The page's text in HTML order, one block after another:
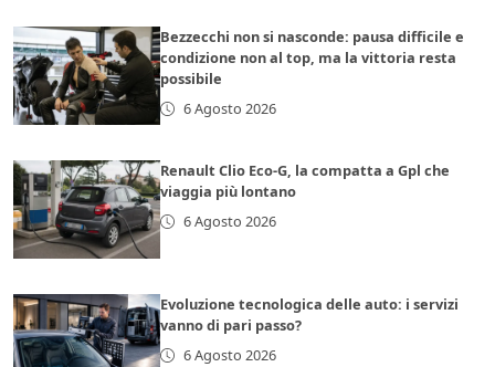
Bezzecchi non si nasconde: pausa difficile e
condizione non al top, ma la vittoria resta
possibile
6 Agosto 2026
Renault Clio Eco-G, la compatta a Gpl che
viaggia più lontano
6 Agosto 2026
Evoluzione tecnologica delle auto: i servizi
vanno di pari passo?
6 Agosto 2026